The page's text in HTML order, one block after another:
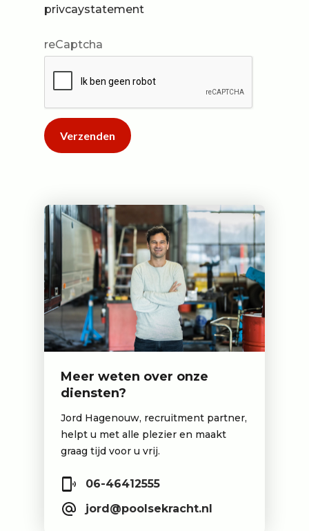
privcaystatement
reCaptcha
Meer weten over onze
diensten?
Jord Hagenouw, recruitment partner,
helpt u met alle plezier en maakt
graag tijd voor u vrij.
06-46412555
jord@poolsekracht.nl